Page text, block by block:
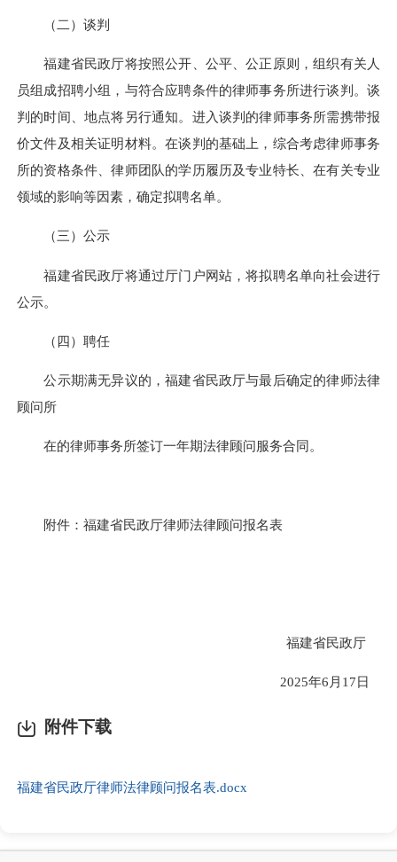
（二）谈判
福建省民政厅将按照公开、公平、公正原则，组织有关人
员组成招聘小组，与符合应聘条件的律师事务所进行谈判。谈
判的时间、地点将另行通知。进入谈判的律师事务所需携带报
价文件及相关证明材料。在谈判的基础上，综合考虑律师事务
所的资格条件、律师团队的学历履历及专业特长、在有关专业
领域的影响等因素，确定拟聘名单。
（三）公示
福建省民政厅将通过厅门户网站，将拟聘名单向社会进行
公示。
（四）聘任
公示期满无异议的，福建省民政厅与最后确定的律师法律
顾问所
在的律师事务所签订一年期法律顾问服务合同。
附件：福建省民政厅律师法律顾问报名表
福建省民政厅
2025年6月17日
附件下载
福建省民政厅律师法律顾问报名表.docx